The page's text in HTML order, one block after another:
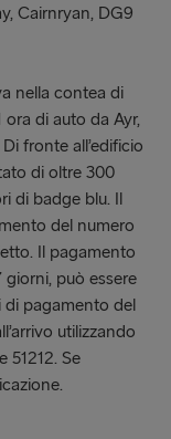
Cairnryan, DG9
nella contea di
di auto da Ayr,
fronte all’edificio
di oltre 300
di badge blu. Il
del numero
Il pagamento
può essere
di pagamento del
utilizzando
51212. Se